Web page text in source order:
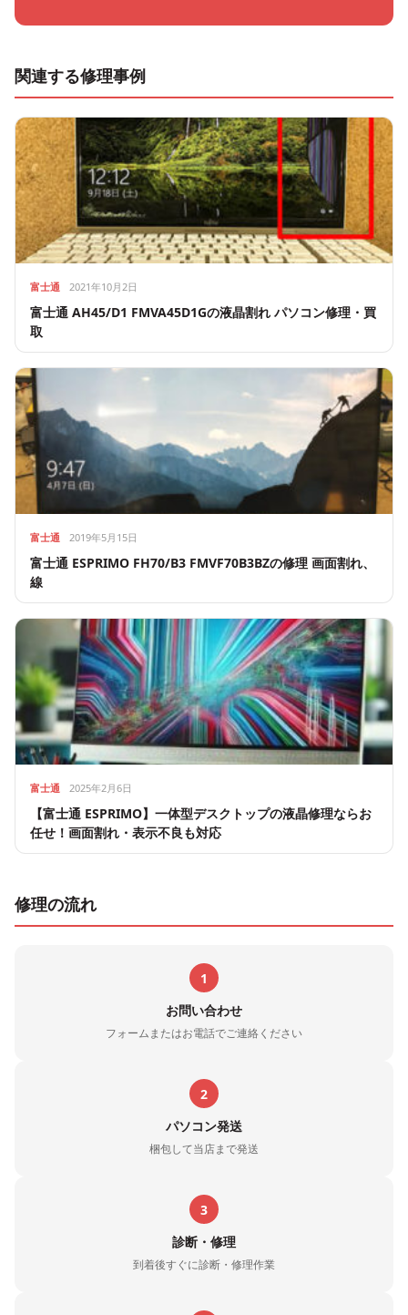
関連する修理事例
富士通 2021年10月2日
富士通 AH45/D1 FMVA45D1Gの液晶割れ パソコン修理・買
取
富士通 2019年5月15日
富士通 ESPRIMO FH70/B3 FMVF70B3BZの修理 画面割れ、
線
富士通 2025年2月6日
【富士通 ESPRIMO】一体型デスクトップの液晶修理ならお
任せ！画面割れ・表示不良も対応
修理の流れ
1
お問い合わせ
フォームまたはお電話でご連絡ください
2
パソコン発送
梱包して当店まで発送
3
診断・修理
到着後すぐに診断・修理作業